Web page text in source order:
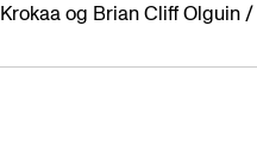
og Brian Cliff Olguin